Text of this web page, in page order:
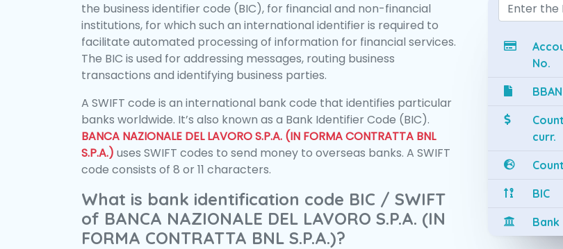
the business identifier code (BIC), for financial and non-financial
institutions, for which such an international identifier is required to
facilitate automated processing of information for financial services.
The BIC is used for addressing messages, routing business
transactions and identifying business parties.
A SWIFT code is an international bank code that identifies particular
banks worldwide. It’s also known as a Bank Identifier Code (BIC).
BANCA NAZIONALE DEL LAVORO S.P.A. (IN FORMA CONTRATTA BNL
S.P.A.) uses SWIFT codes to send money to overseas banks. A SWIFT
code consists of 8 or 11 characters.
What is bank identification code BIC / SWIFT
of BANCA NAZIONALE DEL LAVORO S.P.A. (IN
FORMA CONTRATTA BNL S.P.A.)?
No.
BBAN
curr.
BIC
Bank